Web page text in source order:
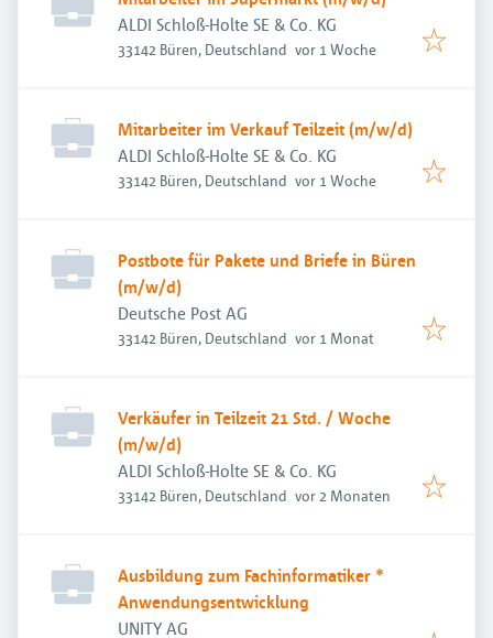
ALDI Schloß-Holte SE & Co. KG
33142 Büren, Deutschland Veröffentlicht
vor 1 Woche
Mitarbeiter im Verkauf Teilzeit (m/w/d)
ALDI Schloß-Holte SE & Co. KG
33142 Büren, Deutschland Veröffentlicht
vor 1 Woche
Postbote für Pakete und Briefe in Büren
(m/w/d)
Deutsche Post AG
33142 Büren, Deutschland Veröffentlicht
vor 1 Monat
Verkäufer in Teilzeit 21 Std. / Woche
(m/w/d)
ALDI Schloß-Holte SE & Co. KG
33142 Büren, Deutschland Veröffentlicht:
vor 2 Monaten
Ausbildung zum Fachinformatiker *
Anwendungsentwicklung
UNITY AG